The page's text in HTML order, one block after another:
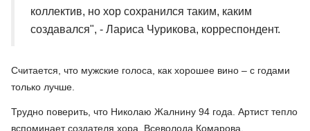
коллектив, но хор сохранился таким, каким
создавался", - Лариса Чурикова, корреспондент.
Считается, что мужские голоса, как хорошее вино – с годами
только лучше.
Трудно поверить, что Николаю Жалнину 94 года. Артист тепло
вспоминает создателя хора, Всеволода Комарова.